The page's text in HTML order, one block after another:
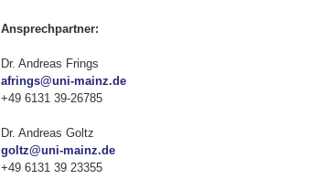
Ansprechpartner:
Dr. Andreas Frings
afrings@uni-mainz.de
+49 6131 39-26785
Dr. Andreas Goltz
goltz@uni-mainz.de
+49 6131 39 23355